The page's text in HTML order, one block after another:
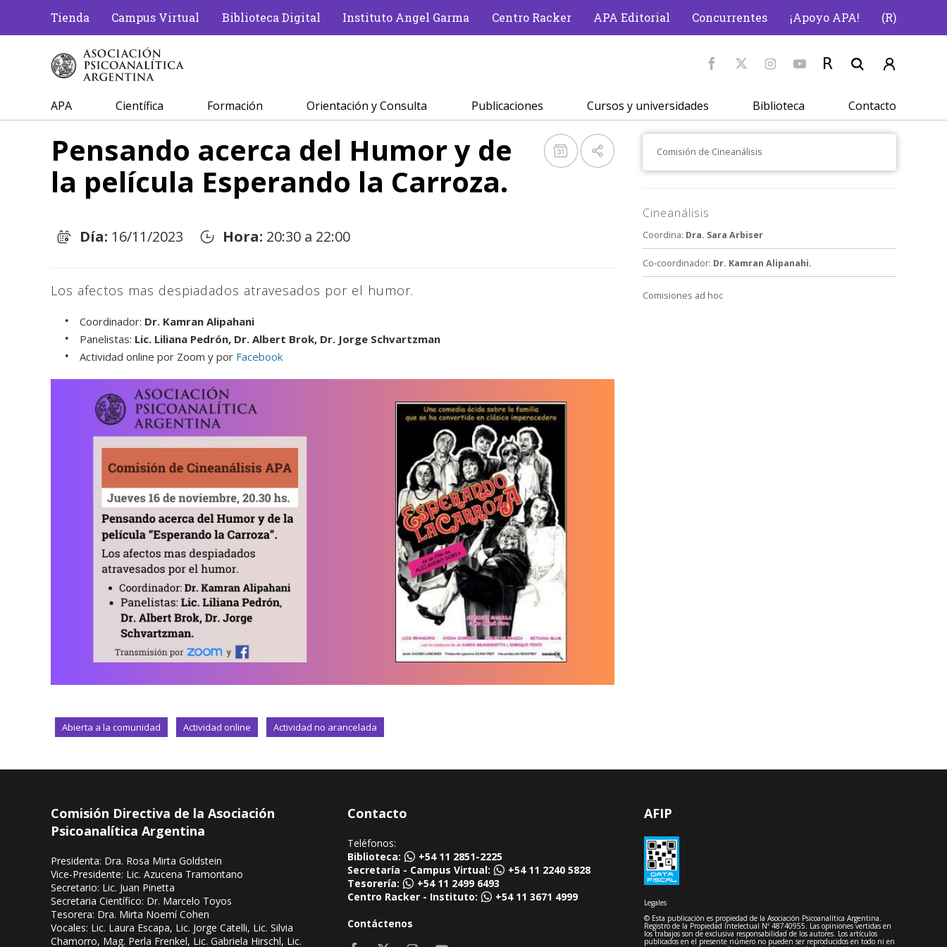
Tienda Campus Virtual Biblioteca Digital Instituto Angel Garma Centro Racker APA Editorial Concurrentes ¡Apoyo APA! (R)
APA Científica Formación Orientación y Consulta Publicaciones Cursos y universidades Biblioteca Contacto
Pensando acerca del Humor y de
la película Esperando la Carroza.
Día: 16/11/2023 Hora: 20:30 a 22:00
Los afectos mas despiadados atravesados por el humor.
Coordinador: Dr. Kamran Alipahani
Panelistas: Lic. Liliana Pedrón, Dr. Albert Brok, Dr. Jorge Schvartzman
Actividad online por Zoom y por Facebook
Abierta a la comunidad Actividad online Actividad no arancelada
Comisión de Cineanálisis
Cineanálisis
Coordina: Dra. Sara Arbiser
Co-coordinador: Dr. Kamran Alipanahi.
Comisiones ad hoc
Comisión Directiva de la Asociación
Psicoanalítica Argentina
Presidenta: Dra. Rosa Mirta Goldstein
Vice-Presidente: Lic. Azucena Tramontano
Secretario: Lic. Juan Pinetta
Secretaria Científico: Dr. Marcelo Toyos
Tesorera: Dra. Mirta Noemí Cohen
Vocales: Lic. Laura Escapa, Lic. Jorge Catelli, Lic. Silvia
Chamorro, Mag. Perla Frenkel, Lic. Gabriela Hirschl, Lic.
Contacto
Teléfonos:
Biblioteca:
+54 11 2851-2225
Secretaría - Campus Virtual:
+54 11 2240 5828
Tesorería:
+54 11 2499 6493
Centro Racker - Instituto:
+54 11 3671 4999
Contáctenos
AFIP
Legales
© Esta publicación es propiedad de la Asociación Psicoanalítica Argentina.
Registro de la Propiedad Intelectual Nº 48740955. Las opiniones vertidas en
los trabajos son de exclusiva responsabilidad de los autores. Los artículos
publicados en el presente número no pueden ser reproducidos en todo ni en